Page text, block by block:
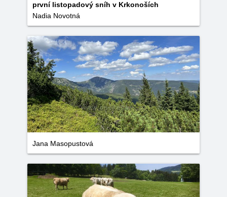
první listopadový sníh v Krkonoších
Nadia Novotná
Jana Masopustová